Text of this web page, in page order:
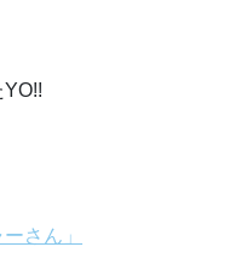
さん」